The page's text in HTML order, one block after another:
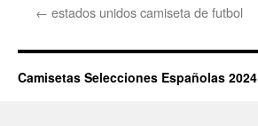
← estados unidos camiseta de futbol
Camisetas Selecciones Españolas 2024